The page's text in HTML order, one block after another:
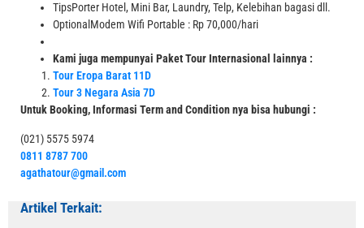
TipsPorter Hotel, Mini Bar, Laundry, Telp, Kelebihan bagasi dll.
Optional Modem Wifi Portable : Rp 70,000/hari
Kami juga mempunyai Paket Tour Internasional lainnya :
Tour Eropa Barat 11D
Tour 3 Negara Asia 7D
Untuk Booking, Informasi Term and Condition nya bisa hubungi :
(021) 5575 5974
0811 8787 700
agathatour@gmail.com
Artikel Terkait: